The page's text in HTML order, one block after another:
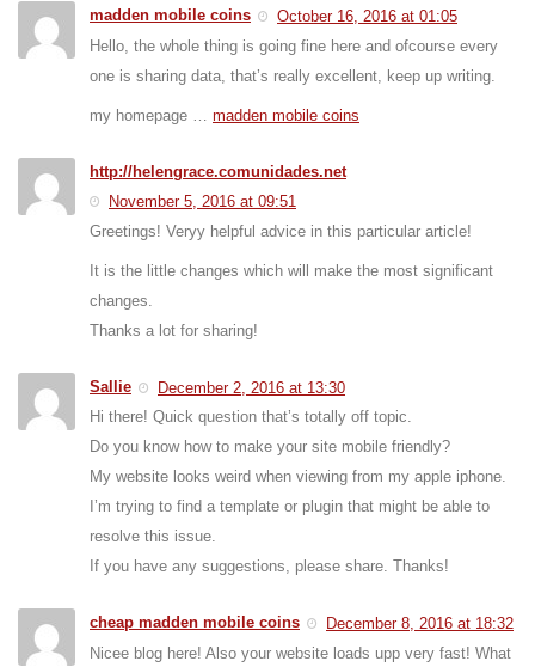
madden mobile coins
October 16, 2016 at 01:05
Hello, the whole thing is going fine here and ofcourse every
one is sharing data, that’s really excellent, keep up writing.
my homepage … madden mobile coins
http://helengrace.comunidades.net
November 5, 2016 at 09:51
Greetings! Veryy helpful advice in this particular article!
It is the little changes which will make the most significant
changes.
Thanks a lot for sharing!
Sallie
December 2, 2016 at 13:30
Hi there! Quick question that’s totally off topic.
Do you know how to make your site mobile friendly?
My website looks weird when viewing from my apple iphone.
I’m trying to find a template or plugin that might be able to
resolve this issue.
If you have any suggestions, please share. Thanks!
cheap madden mobile coins
December 8, 2016 at 18:32
Nicee blog here! Also your website loads upp very fast! What